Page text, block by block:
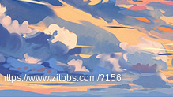
https://www.zitbbs.com/?156